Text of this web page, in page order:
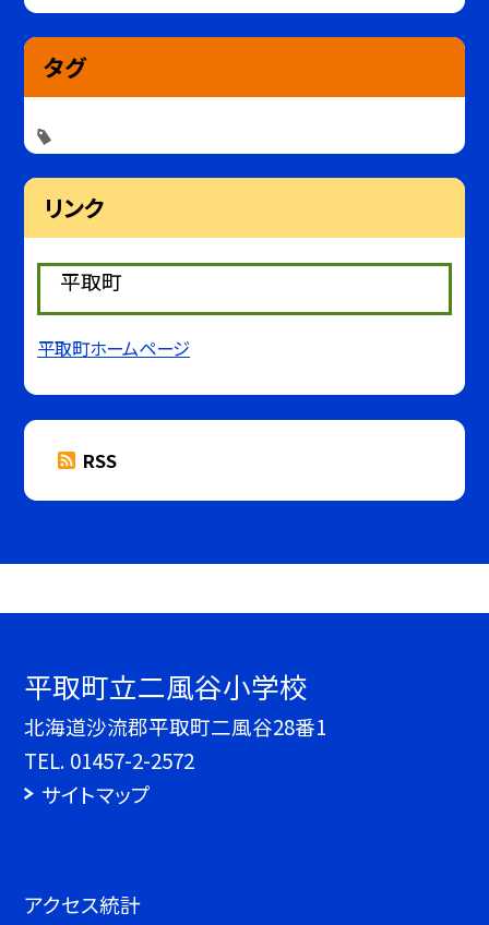
タグ
リンク
平取町
平取町ホームページ
RSS
平取町立二風谷小学校
北海道沙流郡平取町二風谷28番1
TEL. 01457-2-2572
サイトマップ
アクセス統計